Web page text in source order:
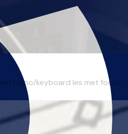
piano/keyboard les met focus ...